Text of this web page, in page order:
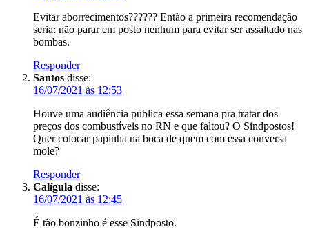
Evitar aborrecimentos?????? Então a primeira recomendação
seria: não parar em posto nenhum para evitar ser assaltado nas
bombas.
Responder
Santos disse:
16/07/2021 às 12:53
Houve uma audiência publica essa semana pra tratar dos
preços dos combustíveis no RN e que faltou? O Sindpostos!
Quer colocar papinha na boca de quem com essa conversa
mole?
Responder
Calígula disse:
16/07/2021 às 12:45
É tão bonzinho é esse Sindposto.